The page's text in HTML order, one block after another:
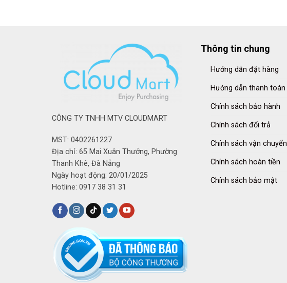
CÔNG TY TNHH MTV CLOUDMART
MST: 0402261227
Địa chỉ: 65 Mai Xuân Thưởng, Phường
Thanh Khê, Đà Nẵng
Ngày hoạt động: 20/01/2025
Hotline: 0917 38 31 31
Thông tin chung
Hướng dẫn đặt hàng
Hướng dẫn thanh toán
Chính sách bảo hành
Chính sách đổi trả
Chính sách vận chuyển
Chính sách hoàn tiền
Chính sách bảo mật